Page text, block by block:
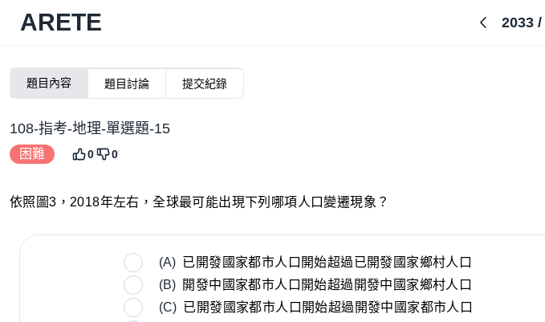
ARETE 2033/
題目內容 題目討論 提交紀錄
108-指考-地理-單選題-15
困難 0 0
依照圖3，2018年左右，全球最可能出現下列哪項人口變遷現象？
(A) 已開發國家都市人口開始超過已開發國家鄉村人口
(B) 開發中國家都市人口開始超過開發中國家鄉村人口
(C) 已開發國家都市人口開始超過開發中國家都市人口